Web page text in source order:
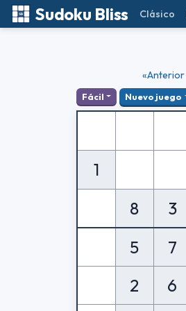
Sudoku Bliss Clásico
«Anterior
Fácil Nuevo juego
1
8
3
5
7
2
6